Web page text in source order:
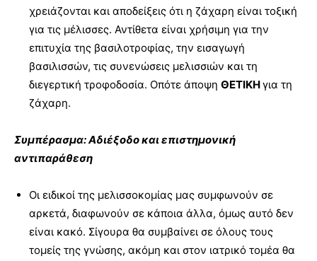
χρειάζονται και αποδείξεις ότι η ζάχαρη είναι τοξική
για τις μέλισσες. Αντίθετα είναι χρήσιμη για την
επιτυχία της βασιλοτροφίας, την εισαγωγή
βασιλισσών, τις συνενώσεις μελισσιών και τη
διεγερτική τροφοδοσία. Οπότε άποψη ΘΕΤΙΚΗγια τη
ζάχαρη.
Συμπέρασμα: Αδιέξοδο και επιστημονική
αντιπαράθεση
Οι ειδικοί της μελισσοκομίας μας συμφωνούν σε
αρκετά, διαφωνούν σε κάποια άλλα, όμως αυτό δεν
είναι κακό. Σίγουρα θα συμβαίνει σε όλους τους
τομείς της γνώσης, ακόμη και στον ιατρικό τομέα θα